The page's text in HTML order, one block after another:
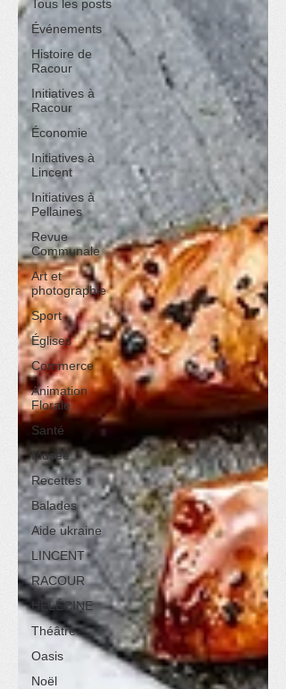
Tous les posts
Événements
Histoire de
Racour
Initiatives à
Racour
Économie
Initiatives à
Lincent
Initiatives à
Pellaines
Revue
Communale
Art et
photographie
Sport
Églises
Commerce
Animation
Florale
Santé
Musée
Recettes
Balades
Aide ukraine
LINCENT
RACOUR
HÉLÉCINE
Théâtre
Oasis
Noël